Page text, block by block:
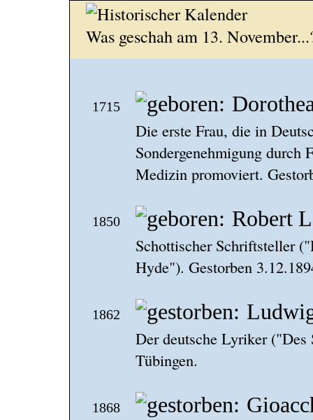
Was geschah am 13.
1715
Die erste Frau, die in
Sondergenehmigung durch
Medizin promoviert.
1850 Robert
Schottischer Schriftsteller
Hyde"). Gestorben
1862
Der deutsche Lyriker
Tübingen.
1868